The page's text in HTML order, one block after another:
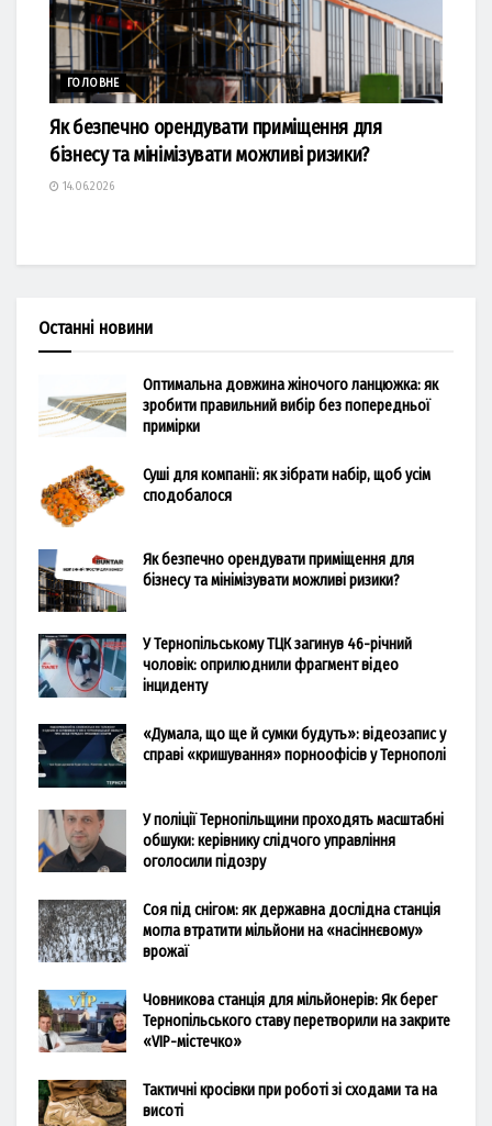
ГОЛОВНЕ
Як безпечно орендувати приміщення для
бізнесу та мінімізувати можливі ризики?
14.06.2026
Останні новини
Оптимальна довжина жіночого ланцюжка: як
зробити правильний вибір без попередньої
примірки
Суші для компанії: як зібрати набір, щоб усім
сподобалося
Як безпечно орендувати приміщення для
бізнесу та мінімізувати можливі ризики?
У Тернопільському ТЦК загинув 46-річний
чоловік: оприлюднили фрагмент відео
інциденту
«Думала, що ще й сумки будуть»: відеозапис у
справі «кришування» порноофісів у Тернополі
У поліції Тернопільщини проходять масштабні
обшуки: керівнику слідчого управління
оголосили підозру
Соя під снігом: як державна дослідна станція
могла втратити мільйони на «насіннєвому»
врожаї
Човникова станція для мільйонерів: Як берег
Тернопільського ставу перетворили на закрите
«VIP-містечко»
Тактичні кросівки при роботі зі сходами та на
висоті